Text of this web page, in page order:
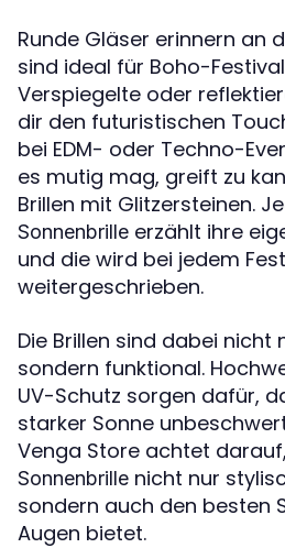
Runde Gläser erinnern an
sind ideal für Boho-
Verspiegelte oder
dir den futuristischen
bei EDM- oder Techno-
es mutig mag, greift zu
Brillen mit Glitzersteinen.
Sonnenbrille erzählt ihre
und die wird bei jedem
weitergeschrieben.
Die Brillen sind dabei nicht
sondern funktional.
UV-Schutz sorgen dafür,
starker Sonne
Venga Store achtet
Sonnenbrille nicht nur
sondern auch den besten
Augen bietet.